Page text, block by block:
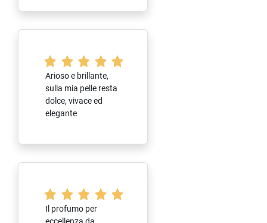
Arioso e brillante,
sulla mia pelle resta
dolce, vivace ed
elegante
Il profumo per
eccellenza da